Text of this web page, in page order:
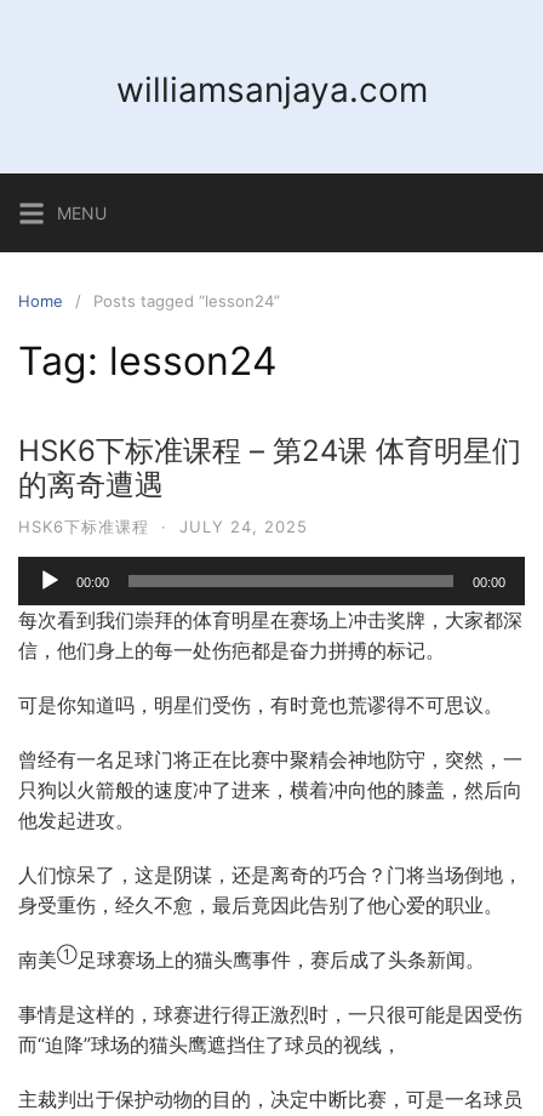
williamsanjaya.com
MENU
Home Posts tagged “lesson24”
Tag: lesson24
HSK6下标准课程 – 第24课 体育明星们
的离奇遭遇
HSK6下标准课程 · JULY 24, 2025
Audio
Player
00:00 00:00
每次看到我们崇拜的体育明星在赛场上冲击奖牌，大家都深
信，他们身上的每一处伤疤都是奋力拼搏的标记。
可是你知道吗，明星们受伤，有时竟也荒谬得不可思议。
曾经有一名足球门将正在比赛中聚精会神地防守，突然，一
只狗以火箭般的速度冲了进来，横着冲向他的膝盖，然后向
他发起进攻。
人们惊呆了，这是阴谋，还是离奇的巧合？门将当场倒地，
身受重伤，经久不愈，最后竟因此告别了他心爱的职业。
南美①足球赛场上的猫头鹰事件，赛后成了头条新闻。
事情是这样的，球赛进行得正激烈时，一只很可能是因受伤
而“迫降”球场的猫头鹰遮挡住了球员的视线，
主裁判出于保护动物的目的，决定中断比赛，可是一名球员